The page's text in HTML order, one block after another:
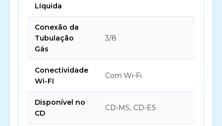
Líquida
Conexão da
Tubulação
Gás
3/8
Conectividade
Wi-FI
Com Wi-Fi
Disponível no
CD
CD-MS, CD-ES